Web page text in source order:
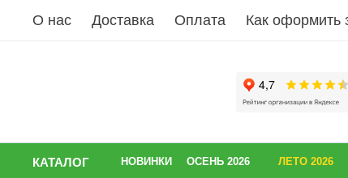
О нас Доставка Оплата Как оформить
КАТАЛОГ НОВИНКИ ОСЕНЬ 2026 ЛЕТО 2026